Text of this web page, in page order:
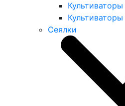
Сеялки